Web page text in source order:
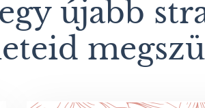
újabb